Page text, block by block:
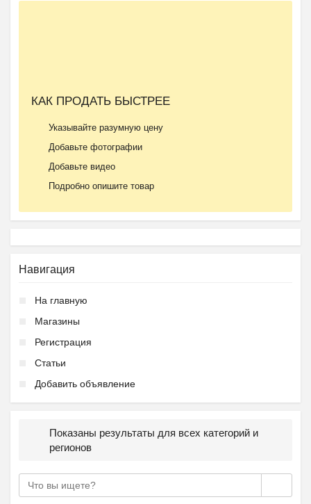
КАК ПРОДАТЬ БЫСТРЕЕ
Указывайте разумную цену
Добавьте фотографии
Добавьте видео
Подробно опишите товар
Навигация
На главную
Магазины
Регистрация
Статьи
Добавить объявление
Показаны результаты для всех категорий и
регионов